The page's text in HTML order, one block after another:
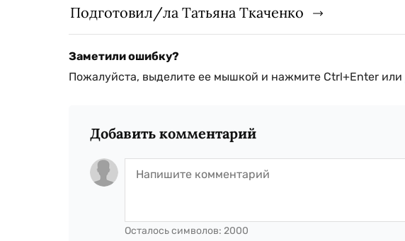
Подготовил/ла Татьяна Ткаченко
Заметили ошибку?
Пожалуйста, выделите ее мышкой и нажмите Ctrl+Enter или
Добавить комментарий
Осталось символов: 2000